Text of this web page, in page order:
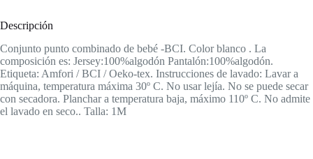
Descripción
Conjunto punto combinado de bebé -BCI. Color blanco . La
composición es: Jersey:100%algodón Pantalón:100%algodón.
Etiqueta: Amfori / BCI / Oeko-tex. Instrucciones de lavado: Lavar a
máquina, temperatura máxima 30º C. No usar lejía. No se puede secar
con secadora. Planchar a temperatura baja, máximo 110º C. No admite
el lavado en seco.. Talla: 1M